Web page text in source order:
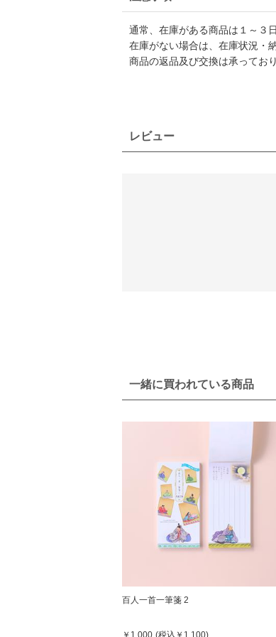
通常、在庫がある商品は１～３
在庫がない場合は、在庫状況・
商品の返品及び交換は承ってお
レビュー
一緒に買われている商品
百人一首一筆箋 2
￥1,000 (税込 ￥1,100)